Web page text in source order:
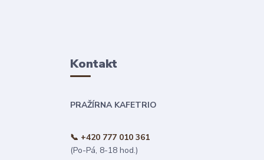
Kontakt
PRAŽÍRNA KAFETRIO
📞 +420 777 010 361
(Po-Pá, 8-18 hod.)